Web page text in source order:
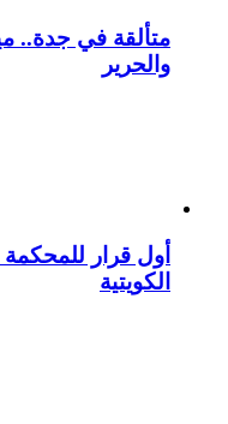
متألقة في جدة..
والحرير
أول قرار
الكويتية